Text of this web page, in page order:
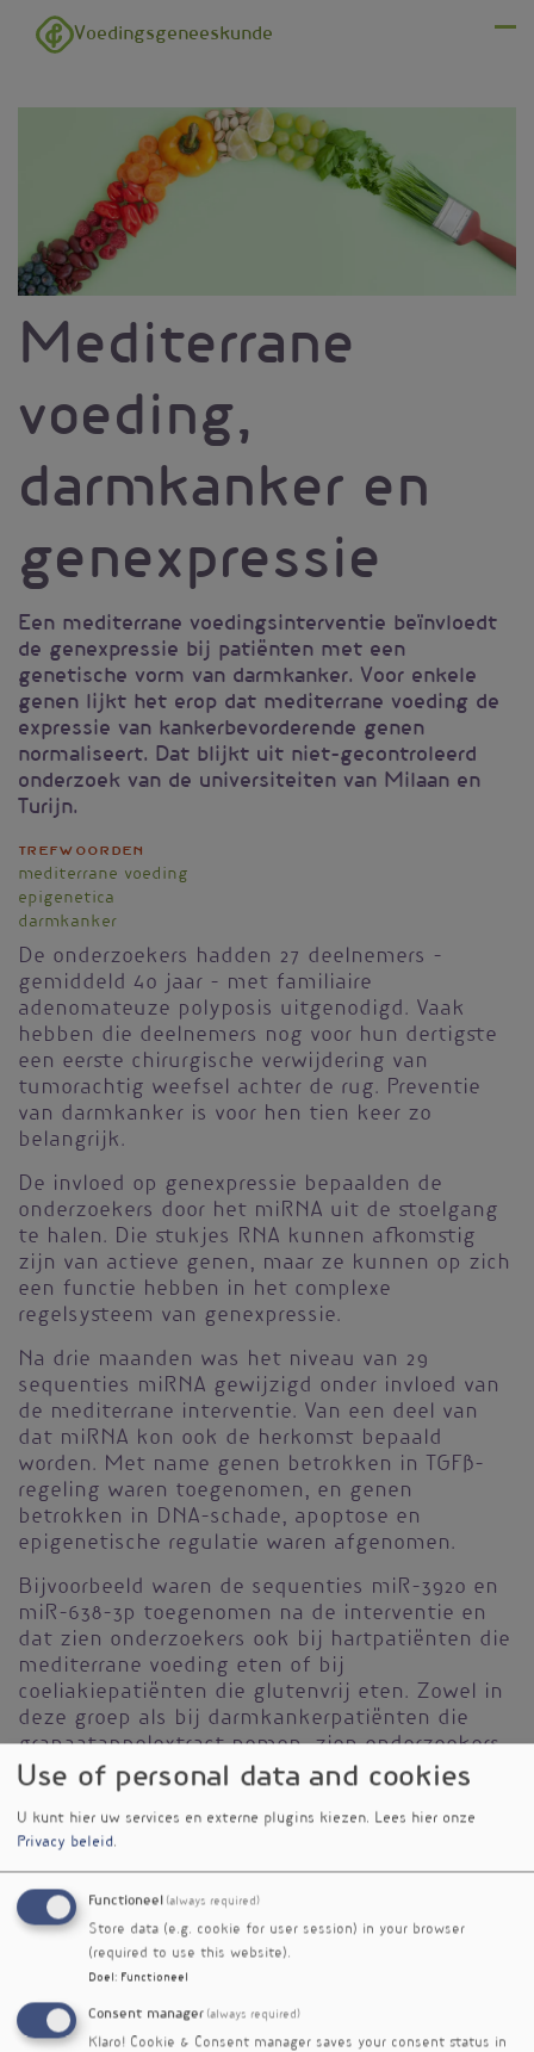
Overslaan en naar de inhoud gaan
Voedingsgeneeskunde
Mediterrane
voeding,
darmkanker en
genexpressie
Een mediterrane voedingsinterventie beïnvloedt
de genexpressie bij patiënten met een
genetische vorm van darmkanker. Voor enkele
genen lijkt het erop dat mediterrane voeding de
expressie van kankerbevorderende genen
normaliseert. Dat blijkt uit niet-gecontroleerd
onderzoek van de universiteiten van Milaan en
Turijn.
Trefwoorden
mediterrane voeding
epigenetica
darmkanker
De onderzoekers hadden 27 deelnemers -
gemiddeld 40 jaar - met familiaire
adenomateuze polyposis uitgenodigd. Vaak
hebben die deelnemers nog voor hun dertigste
een eerste chirurgische verwijdering van
tumorachtig weefsel achter de rug. Preventie
van darmkanker is voor hen tien keer zo
belangrijk.
De invloed op genexpressie bepaalden de
onderzoekers door het miRNA uit de stoelgang
te halen. Die stukjes RNA kunnen afkomstig
zijn van actieve genen, maar ze kunnen op zich
een functie hebben in het complexe
regelsysteem van genexpressie.
Na drie maanden was het niveau van 29
sequenties miRNA gewijzigd onder invloed van
de mediterrane interventie. Van een deel van
dat miRNA kon ook de herkomst bepaald
worden. Met name genen betrokken in TGFβ-
regeling waren toegenomen, en genen
betrokken in DNA-schade, apoptose en
epigenetische regulatie waren afgenomen.
Bijvoorbeeld waren de sequenties miR-3920 en
miR-638-3p toegenomen na de interventie en
dat zien onderzoekers ook bij hartpatiënten die
mediterrane voeding eten of bij
coeliakiepatiënten die glutenvrij eten. Zowel in
deze groep als bij darmkankerpatiënten die
granaatappelextract nemen, zien onderzoekers
dan weer een afname van miR-646. Andere
miRNA's wijzen op minder inflammatie, minder
ketogenese en minder proteïneafbraak.
De miRNA's konden de onderzoekers ook linken
met de voedzaamheid van hetgeen deelnemers
aten. Hoe meer vezels, vitaminen en
plantaardige vetten in de voeding, of hoe
minder cholesterol, dierlijke proteïne, dierlijk
vet, zout en zink, hoe gunstiger het miRNA-
profiel veranderde.
Use of personal data and cookies
U kunt hier uw services en externe plugins kiezen. Lees hier onze
Privacy beleid.
Functioneel (always required)
Store data (e.g. cookie for user session) in your browser
(required to use this website).
Doel : Functioneel
Consent manager (always required)
Klaro! Cookie & Consent manager saves your consent status in